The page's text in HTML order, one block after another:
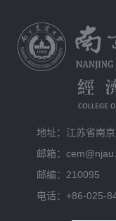
地址：江苏省南
邮箱：
邮编：210095
电话：+86-025-